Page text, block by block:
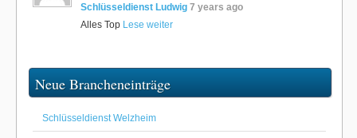
Schlüsseldienst Ludwig 7 years ago
Alles Top Lese weiter
Neue Brancheneinträge
Schlüsseldienst Welzheim